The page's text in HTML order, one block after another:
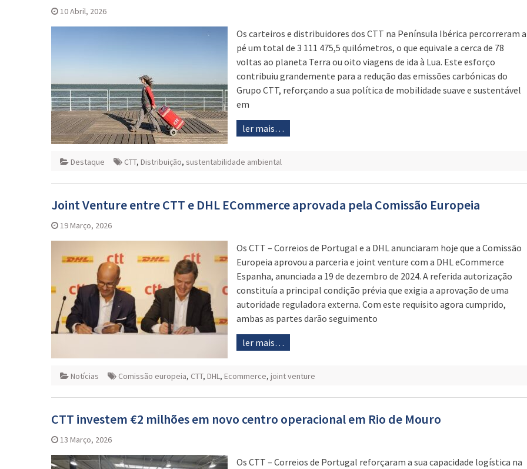
10 Abril, 2026
Os carteiros e distribuidores dos CTT na Península Ibérica percorreram a
pé um total de 3 111 475,5 quilómetros, o que equivale a cerca de 78
voltas ao planeta Terra ou oito viagens de ida à Lua. Este esforço
contribuiu grandemente para a redução das emissões carbónicas do
Grupo CTT, reforçando a sua política de mobilidade suave e sustentável
em
ler mais…
Destaque CTT, Distribuição, sustentabilidade ambiental
Joint Venture entre CTT e DHL ECommerce aprovada pela Comissão Europeia
19 Março, 2026
Os CTT – Correios de Portugal e a DHL anunciaram hoje que a Comissão
Europeia aprovou a parceria e joint venture com a DHL eCommerce
Espanha, anunciada a 19 de dezembro de 2024. A referida autorização
constituía a principal condição prévia que exigia a aprovação de uma
autoridade reguladora externa. Com este requisito agora cumprido,
ambas as partes darão seguimento
ler mais…
Notícias Comissão europeia, CTT, DHL , Ecommerce, joint venture
CTT investem €2 milhões em novo centro operacional em Rio de Mouro
13 Março, 2026
Os CTT – Correios de Portugal reforçaram a sua capacidade logística na